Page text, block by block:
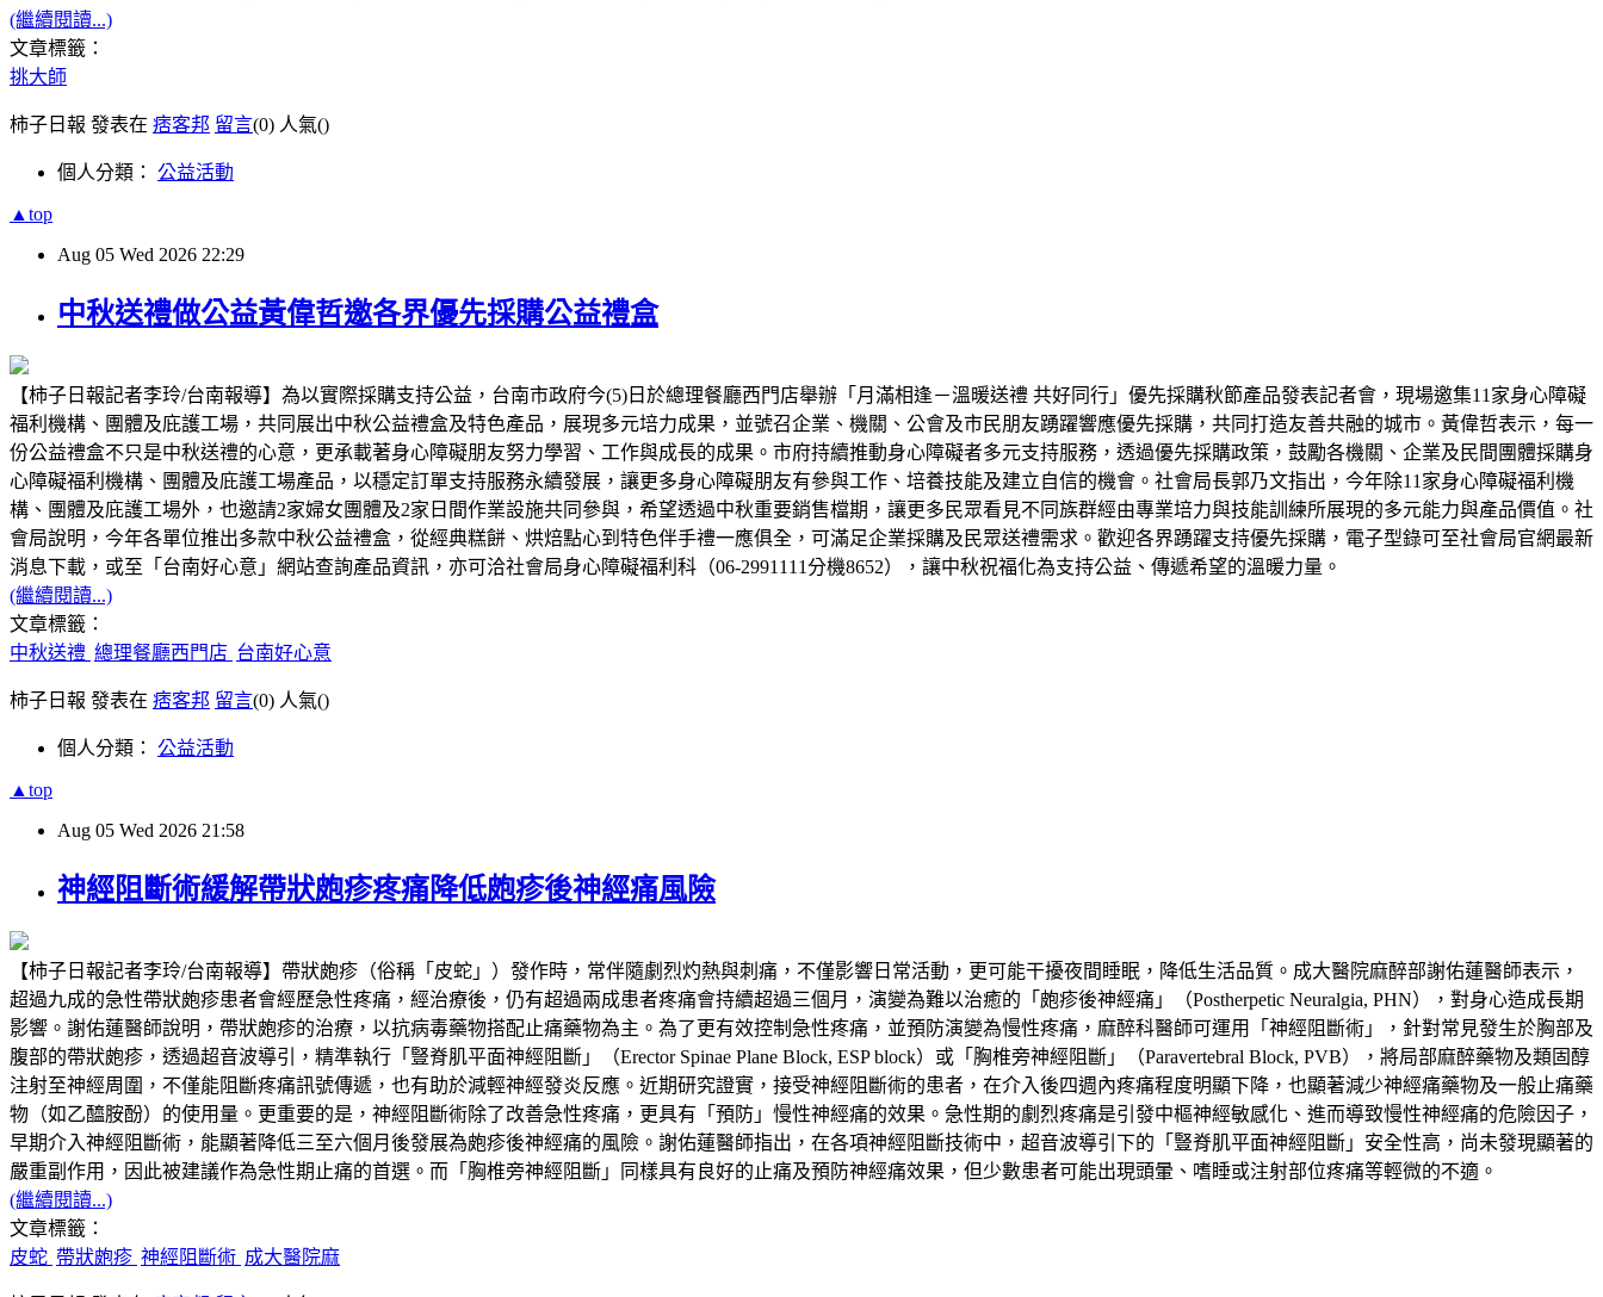
(繼續閱讀...)
文章標籤：
挑大師
柿子日報 發表在 痞客邦 留言(0) 人氣()
個人分類： 公益活動
▲top
Aug 05 Wed 2026 22:29
中秋送禮做公益黃偉哲邀各界優先採購公益禮盒
【柿子日報記者李玲/台南報導】為以實際採購支持公益，台南市政府今(5)日於總理餐廳西門店舉辦「月滿相逢－溫暖送禮 共好同行」優先採購秋節產品發表記者會，現場邀集11家身心障礙
福利機構、團體及庇護工場，共同展出中秋公益禮盒及特色產品，展現多元培力成果，並號召企業、機關、公會及市民朋友踴躍響應優先採購，共同打造友善共融的城市。黃偉哲表示，每一
份公益禮盒不只是中秋送禮的心意，更承載著身心障礙朋友努力學習、工作與成長的成果。市府持續推動身心障礙者多元支持服務，透過優先採購政策，鼓勵各機關、企業及民間團體採購身
心障礙福利機構、團體及庇護工場產品，以穩定訂單支持服務永續發展，讓更多身心障礙朋友有參與工作、培養技能及建立自信的機會。社會局長郭乃文指出，今年除11家身心障礙福利機
構、團體及庇護工場外，也邀請2家婦女團體及2家日間作業設施共同參與，希望透過中秋重要銷售檔期，讓更多民眾看見不同族群經由專業培力與技能訓練所展現的多元能力與產品價值。社
會局說明，今年各單位推出多款中秋公益禮盒，從經典糕餅、烘焙點心到特色伴手禮一應俱全，可滿足企業採購及民眾送禮需求。歡迎各界踴躍支持優先採購，電子型錄可至社會局官網最新
消息下載，或至「台南好心意」網站查詢產品資訊，亦可洽社會局身心障礙福利科（06-2991111分機8652），讓中秋祝福化為支持公益、傳遞希望的溫暖力量。
(繼續閱讀...)
文章標籤：
中秋送禮 總理餐廳西門店 台南好心意
柿子日報 發表在 痞客邦 留言(0) 人氣()
個人分類： 公益活動
▲top
Aug 05 Wed 2026 21:58
神經阻斷術緩解帶狀皰疹疼痛降低皰疹後神經痛風險
【柿子日報記者李玲/台南報導】帶狀皰疹（俗稱「皮蛇」）發作時，常伴隨劇烈灼熱與刺痛，不僅影響日常活動，更可能干擾夜間睡眠，降低生活品質。成大醫院麻醉部謝佑蓮醫師表示，
超過九成的急性帶狀皰疹患者會經歷急性疼痛，經治療後，仍有超過兩成患者疼痛會持續超過三個月，演變為難以治癒的「皰疹後神經痛」（Postherpetic Neuralgia, PHN），對身心造成長期
影響。謝佑蓮醫師說明，帶狀皰疹的治療，以抗病毒藥物搭配止痛藥物為主。為了更有效控制急性疼痛，並預防演變為慢性疼痛，麻醉科醫師可運用「神經阻斷術」，針對常見發生於胸部及
腹部的帶狀皰疹，透過超音波導引，精準執行「豎脊肌平面神經阻斷」（Erector Spinae Plane Block, ESP block）或「胸椎旁神經阻斷」（Paravertebral Block, PVB），將局部麻醉藥物及類固醇
注射至神經周圍，不僅能阻斷疼痛訊號傳遞，也有助於減輕神經發炎反應。近期研究證實，接受神經阻斷術的患者，在介入後四週內疼痛程度明顯下降，也顯著減少神經痛藥物及一般止痛藥
物（如乙醯胺酚）的使用量。更重要的是，神經阻斷術除了改善急性疼痛，更具有「預防」慢性神經痛的效果。急性期的劇烈疼痛是引發中樞神經敏感化、進而導致慢性神經痛的危險因子，
早期介入神經阻斷術，能顯著降低三至六個月後發展為皰疹後神經痛的風險。謝佑蓮醫師指出，在各項神經阻斷技術中，超音波導引下的「豎脊肌平面神經阻斷」安全性高，尚未發現顯著的
嚴重副作用，因此被建議作為急性期止痛的首選。而「胸椎旁神經阻斷」同樣具有良好的止痛及預防神經痛效果，但少數患者可能出現頭暈、嗜睡或注射部位疼痛等輕微的不適。
(繼續閱讀...)
文章標籤：
皮蛇 帶狀皰疹 神經阻斷術 成大醫院麻